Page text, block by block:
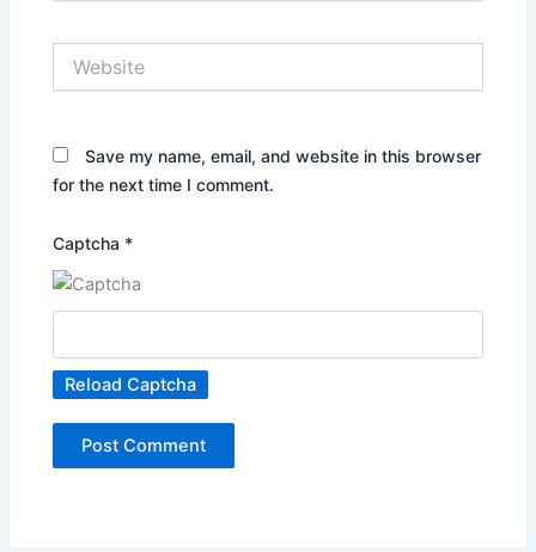
Save my name, email, and website in this browser
for the next time I comment.
Captcha *
Reload Captcha